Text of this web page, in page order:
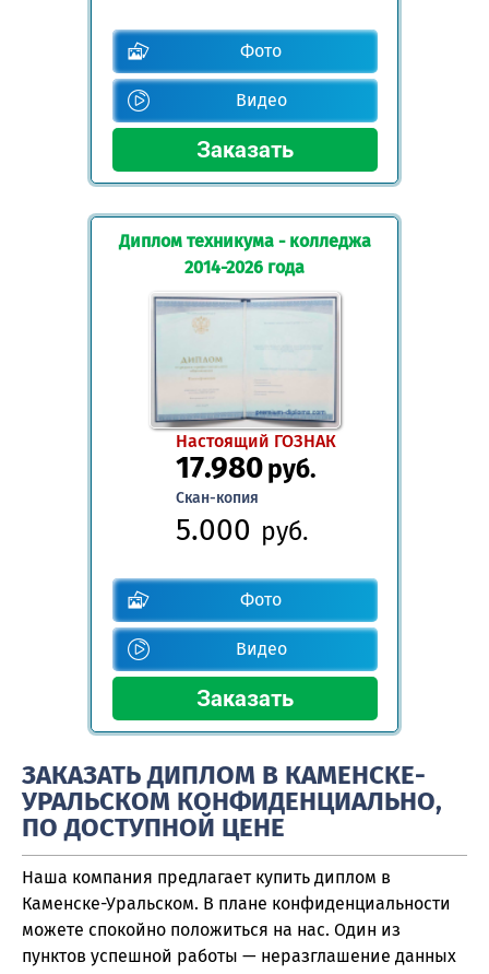
Фото
Видео
Диплом техникума - колледжа
2014-2026 года
Настоящий ГОЗНАК
17.980руб.
Скан-копия
5.000 руб.
Фото
Видео
ЗАКАЗАТЬ ДИПЛОМ В КАМЕНСКЕ-
УРАЛЬСКОМ КОНФИДЕНЦИАЛЬНО,
ПО ДОСТУПНОЙ ЦЕНЕ
Наша компания предлагает купить диплом в
Каменске-Уральском. В плане конфиденциальности
можете спокойно положиться на нас. Один из
пунктов успешной работы — неразглашение данных